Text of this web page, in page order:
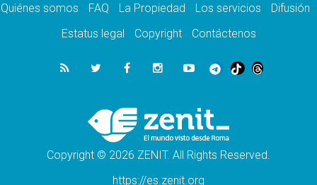
10.08.2026
solos frente a la violencia de los colonos
Iglesia en Ceuta convoca a una vigilia de
oración por la paz y la estabilidad
El Papa: Detengan la espiral de violencia y
den cabida a la diplomacia
Quiénes somos FAQ La Propiedad Los servicios
Difusión
Estatus legal
Copyright Contáctenos
Copyright © 2026 ZENIT. All Rights Reserved.
https://es.zenit.org